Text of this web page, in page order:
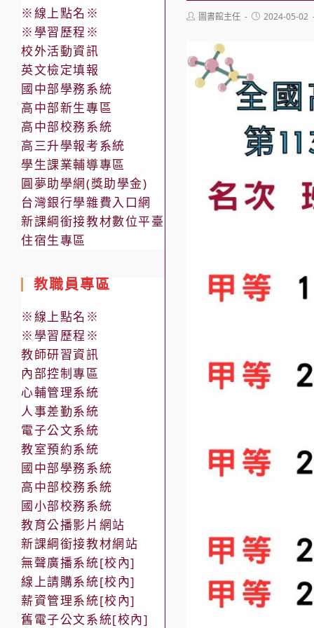
Post圖書館主任
Post2024-05-02
※線上點名※
※學習歷程※
校外活動資訊
英文檢定填報
國中部學務系統
高中部新生專區
高中部校務系統
高三升學報考系統
學生課業輔導專區
圓夢助學網(獎助學金)
台灣銀行學雜費入口網
新課綱銜接教材數位平臺
住宿生專區
教職員專區
※線上點名※
※學習歷程※
教師研習資訊
內部控制專區
心輔管理系統
人事差勤系統
電子公文系統
教室預約系統
國中部學務系統
高中部校務系統
國小部校務系統
教育公播影片網站
新課綱銜接教材網站
無聲廣播系統[校內]
線上請購系統[校內]
薪資管理系統[校內]
舊電子公文系統[校內]